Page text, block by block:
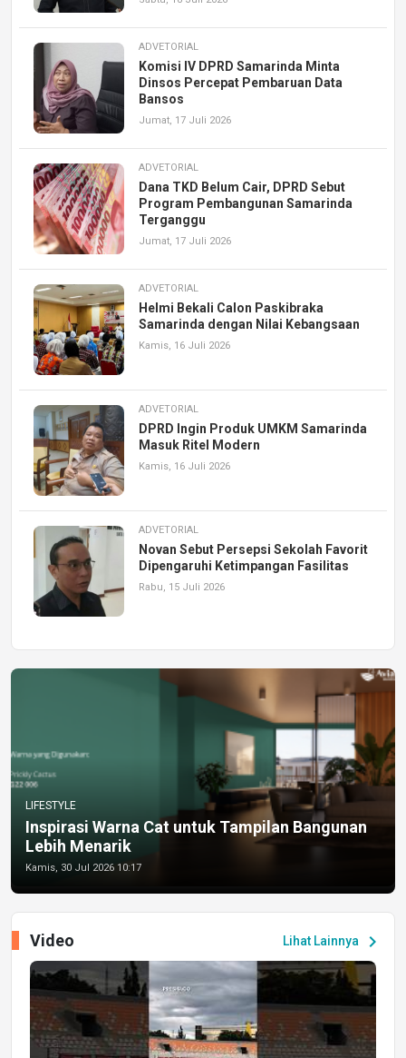
ADVETORIAL
Komisi IV DPRD Samarinda Minta
Dinsos Percepat Pembaruan Data
Bansos
Jumat, 17 Juli 2026
ADVETORIAL
Dana TKD Belum Cair, DPRD Sebut
Program Pembangunan Samarinda
Terganggu
Jumat, 17 Juli 2026
ADVETORIAL
Helmi Bekali Calon Paskibraka
Samarinda dengan Nilai Kebangsaan
Kamis, 16 Juli 2026
ADVETORIAL
DPRD Ingin Produk UMKM Samarinda
Masuk Ritel Modern
Kamis, 16 Juli 2026
ADVETORIAL
Novan Sebut Persepsi Sekolah Favorit
Dipengaruhi Ketimpangan Fasilitas
Rabu, 15 Juli 2026
LIFESTYLE
Inspirasi Warna Cat untuk Tampilan Bangunan
Lebih Menarik
Kamis, 30 Jul 2026 10:17
Lihat Lainnya chevron_right
Video